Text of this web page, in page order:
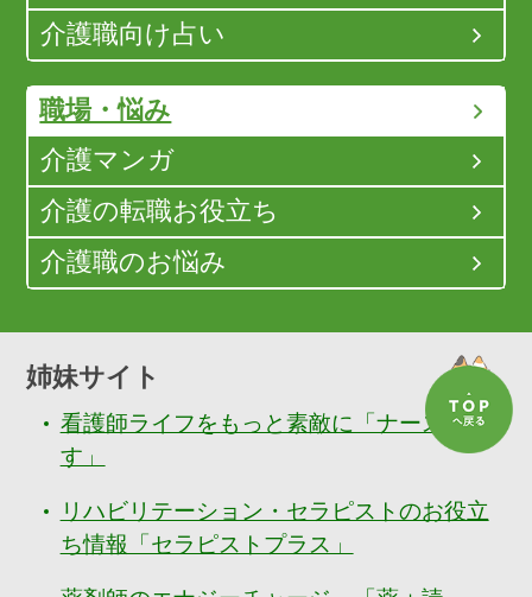
介護職向け占い
職場・悩み
介護マンガ
介護の転職お役立ち
介護職のお悩み
姉妹サイト
看護師ライフをもっと素敵に「ナースぷら
す」
リハビリテーション・セラピストのお役立
ち情報「セラピストプラス」